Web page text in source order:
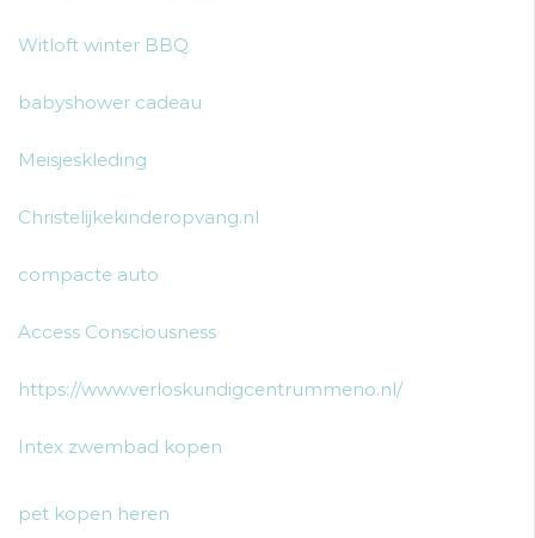
Witloft winter BBQ
babyshower cadeau
Meisjeskleding
Christelijkekinderopvang.nl
compacte auto
Access Consciousness
https://www.verloskundigcentrummeno.nl/
Intex zwembad kopen
pet kopen heren